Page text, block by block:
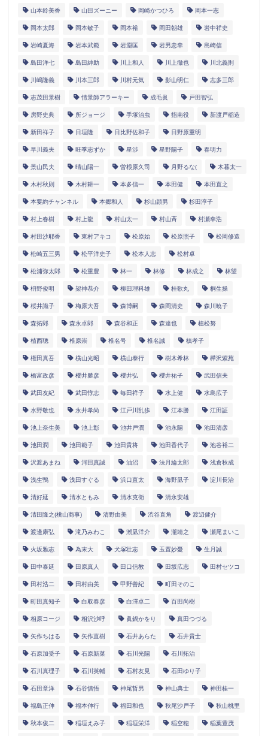
山本鈴美香 山田ズーニー 岡崎かつひろ 岡本一志
岡本太郎 岡本敏子 岡本裕 岡田朝雄 岩中祥史
岩崎夏海 岩本武範 岩淵匡 岩男忠幸 島崎信
島田洋七 島田紳助 川上和人 川上徹也 川北義則
川嶋隆義 川本三郎 川村元気 影山明仁 志多三郎
志茂田景樹 情景師アラーキー 成毛眞 戸田智弘
房野史典 所ジョージ 手塚治虫 指南役 新渡戸稲造
新田祥子 日垣隆 日比野佐和子 日野原重明
早川義夫 旺季志ずか 星渉 星野陽子 春明力
景山民夫 晴山陽一 曽根原久司 月野るな( 木暮太一
木村秋則 木村耕一 本多信一 本田健 本田直之
本要約チャンネル 本郷和人 杉山頴男 杉田淳子
村上春樹 村上龍 村山太一 村山斉 村瀬幸浩
村田沙耶香 東村アキコ 松原始 松原照子 松岡修造
松崎五三男 松平洋史子 松本人志 松村卓
松浦弥太郎 松重豊 林一 林修 林成之 林望
枡野俊明 架神恭介 柳田理科雄 桂歌丸 桐生操
桜井識子 梅原大吾 森博嗣 森岡清史 森川暁子
森拓郎 森永卓郎 森谷和正 森達也 植松努
植西聰 椎原崇 椎名号 椎名誠 槙孝子
権田真吾 横山光昭 横山泰行 樹木希林 樺沢紫苑
橋富政彦 櫻井勝彦 櫻井弘 櫻井祐子 武田信夫
武田友紀 武田惇志 毎田祥子 水上健 水島広子
水野敬也 永井孝尚 江戸川乱歩 江本勝 江田証
池上奈生美 池上彰 池井戸潤 池永陽 池田清彦
池田潤 池田範子 池田貴将 池田香代子 池谷裕二
沢渡あまね 河田真誠 油沼 法月綸太郎 浅倉秋成
浅生鴨 浅田すぐる 浜口直太 海野凪子 淀川長治
清好延 清水ともみ 清水克衛 清永安雄
清田隆之(桃山商事) 清野由美 渋谷直角 渡辺健介
渡邊康弘 滝乃みわこ 潮凪洋介 瀧靖之 瀬尾まいこ
火坂雅志 為末大 犬塚壮志 玉置妙憂 生月誠
田中泰延 田原真人 田口信教 田坂広志 田村セツコ
田村浩二 田村由美 甲野善紀 町田そのこ
町田真知子 白取春彦 白澤卓二 百田尚樹
相原コージ 相沢沙呼 眞鍋かをり 真田つづる
矢作ちはる 矢作直樹 石井あらた 石井貴士
石原加受子 石原新菜 石川光陽 石川拓治
石川真理子 石川英輔 石村友見 石田ゆり子
石田章洋 石谷慎悟 神尾哲男 神山典士 神田桂一
福島正伸 福本伸行 福田和也 秋尾沙戸子 秋山桃里
秋本俊二 稲垣えみ子 稲垣栄洋 稲空穂 稲葉豊茂